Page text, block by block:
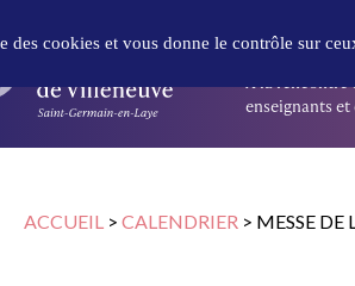
DÉCOUVRIR
À la rencontre
enseignants
ACCUEIL> CALENDRIER > MESSE DE
des cookies et vous donne le contrôle sur